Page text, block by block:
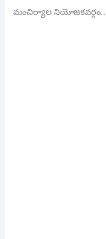
మంచిర్యాల నియోజకవర్గం..